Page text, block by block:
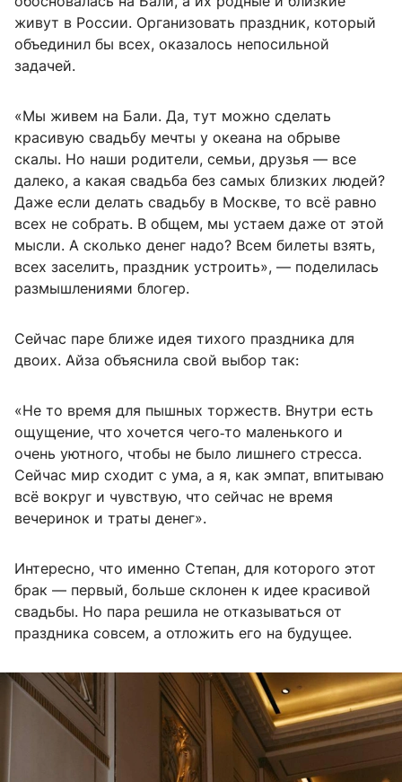
живут в России. Организовать праздник, который
объединил бы всех, оказалось непосильной
задачей.
«Мы живем на Бали. Да, тут можно сделать
красивую свадьбу мечты у океана на обрыве
скалы. Но наши родители, семьи, друзья — все
далеко, а какая свадьба без самых близких людей?
Даже если делать свадьбу в Москве, то всё равно
всех не собрать. В общем, мы устаем даже от этой
мысли. А сколько денег надо? Всем билеты взять,
всех заселить, праздник устроить», — поделилась
размышлениями блогер.
Сейчас паре ближе идея тихого праздника для
двоих. Айза объяснила свой выбор так:
«Не то время для пышных торжеств. Внутри есть
ощущение, что хочется чего‑то маленького и
очень уютного, чтобы не было лишнего стресса.
Сейчас мир сходит с ума, а я, как эмпат, впитываю
всё вокруг и чувствую, что сейчас не время
вечеринок и траты денег».
Интересно, что именно Степан, для которого этот
брак — первый, больше склонен к идее красивой
свадьбы. Но пара решила не отказываться от
праздника совсем, а отложить его на будущее.